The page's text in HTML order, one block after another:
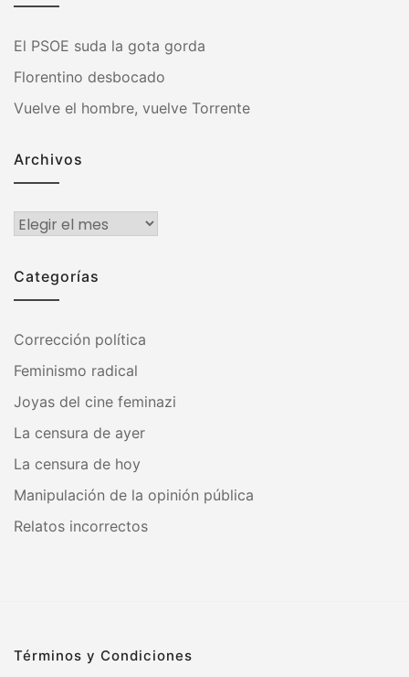
El PSOE suda la gota gorda
Florentino desbocado
Vuelve el hombre, vuelve Torrente
Archivos
Archivos
Categorías
Corrección política
Feminismo radical
Joyas del cine feminazi
La censura de ayer
La censura de hoy
Manipulación de la opinión pública
Relatos incorrectos
Términos y Condiciones